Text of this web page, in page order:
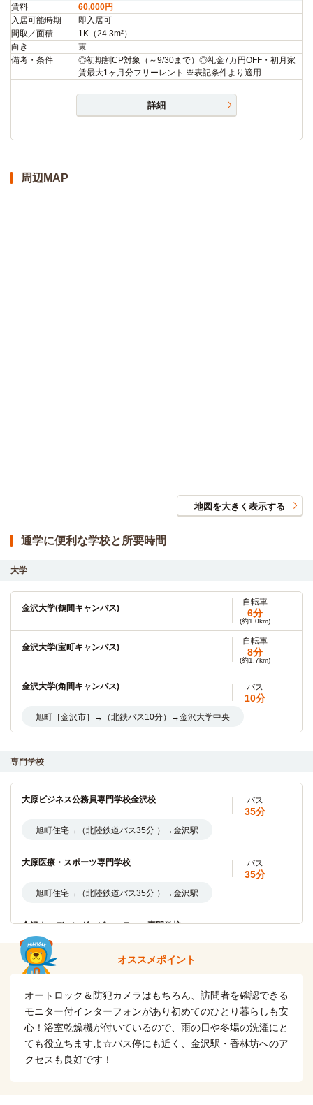
賃料
60,000円
入居可能時期
即入居可
間取／面積
1K（24.3m²）
向き
東
備考・条件
◎初期割CP対象（～9/30まで）◎礼金7万円OFF・初月家
賃最大1ヶ月分フリーレント ※表記条件より適用
詳細
周辺MAP
地図を大きく表示する
通学に便利な学校と所要時間
大学
金沢大学(鶴間キャンパス)
自転車
6分
(約1.0km)
金沢大学(宝町キャンパス)
自転車
8分
(約1.7km)
金沢大学(角間キャンパス) バス
10分
旭町［金沢市］→（北鉄バス10分）→金沢大学中央
自転車
7分
13分
13分
旭町住宅→（北陸鉄道バス13分）→北陸大学太陽が丘
31分
旭町住宅→（北陸鉄道バス31分）→北陸大学薬学部
金沢学院大学 バス
26分
専門学校
大原ビジネス公務員専門学校金沢校 バス
35分
旭町住宅→（北陸鉄道バス35分 ）→金沢駅
大原医療・スポーツ専門学校 バス
35分
旭町住宅→（北陸鉄道バス35分 ）→金沢駅
金沢ウエディング・ビューティー専門学校 バス
旭町住宅→（北陸鉄道バス35分 ）→金沢駅
金沢情報ITクリエイター専門学校 バス
35分
旭町住宅→（北陸鉄道バス35分 ）→金沢駅
金沢医療センター附属金沢看護学校
オススメポイント
オートロック＆防犯カメラはもちろん、訪問者を確認できる
モニター付インターフォンがあり初めてのひとり暮らしも安
心！浴室乾燥機が付いているので、雨の日や冬場の洗濯にと
ても役立ちますよ☆バス停にも近く、金沢駅・香林坊へのア
クセスも良好です！